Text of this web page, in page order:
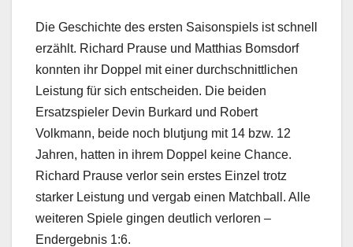
Die Geschichte des ersten Saisonspiels ist schnell
erzählt. Richard Prause und Matthias Bomsdorf
konnten ihr Doppel mit einer durchschnittlichen
Leistung für sich entscheiden. Die beiden
Ersatzspieler Devin Burkard und Robert
Volkmann, beide noch blutjung mit 14 bzw. 12
Jahren, hatten in ihrem Doppel keine Chance.
Richard Prause verlor sein erstes Einzel trotz
starker Leistung und vergab einen Matchball. Alle
weiteren Spiele gingen deutlich verloren –
Endergebnis 1:6.